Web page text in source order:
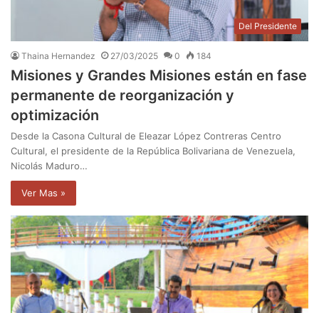
Del Presidente
Thaina Hernandez 27/03/2025 0 184
Misiones y Grandes Misiones están en fase
permanente de reorganización y
optimización
Desde la Casona Cultural de Eleazar López Contreras Centro
Cultural, el presidente de la República Bolivariana de Venezuela,
Nicolás Maduro…
Ver Mas »